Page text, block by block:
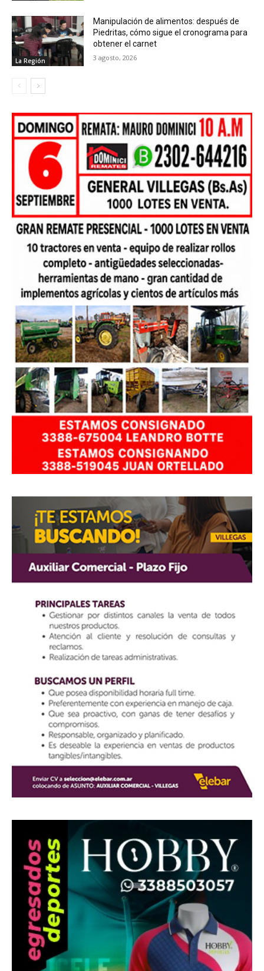
La Región
Manipulación de alimentos: después de
Piedritas, cómo sigue el cronograma para
obtener el carnet
3 agosto, 2026